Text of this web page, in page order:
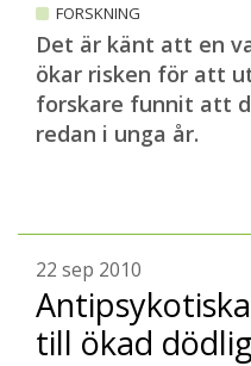
FORSKNING
Det är känt att en
ökar risken för att
forskare funnit att
redan i unga år.
22 sep 2010
till ökad